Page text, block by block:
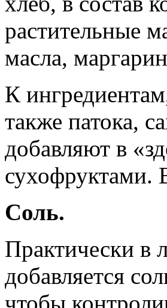
растительные
масла,
К
также патока,
добавляют в
сухофруктами.
Соль.
Практически в
добавляется
чтобы